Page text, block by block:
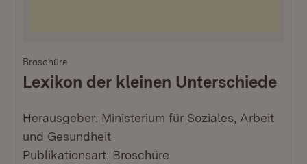
Broschüre
Lexikon der kleinen Unterschiede
Herausgeber: Ministerium für Soziales, Arbeit
und Gesundheit
Publikationsart: Broschüre